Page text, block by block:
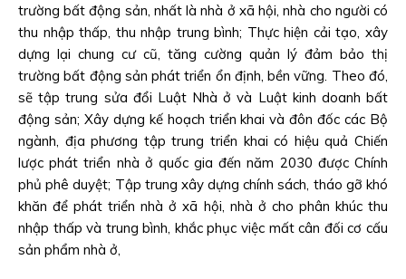
trường bất động sản, nhất là nhà ở xã hội, nhà cho người có
thu nhập thấp, thu nhập trung bình; Thực hiện cải tạo, xây
dựng lại chung cư cũ, tăng cường quản lý đảm bảo thị
trường bất động sản phát triển ổn định, bền vững. Theo đó,
sẽ tập trung sửa đổi Luật Nhà ở và Luật kinh doanh bất
động sản; Xây dựng kế hoạch triển khai và đôn đốc các Bộ
ngành, địa phương tập trung triển khai có hiệu quả Chiến
lược phát triển nhà ở quốc gia đến năm 2030 được Chính
phủ phê duyệt; Tập trung xây dựng chính sách, tháo gỡ khó
khăn để phát triển nhà ở xã hội, nhà ở cho phân khúc thu
nhập thấp và trung bình, khắc phục việc mất cân đối cơ cấu
sản phẩm nhà ở,